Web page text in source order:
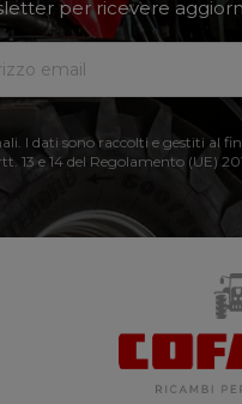
per ricevere
I dati sono raccolti e gestiti
13 e 14 del Regolamento (UE)